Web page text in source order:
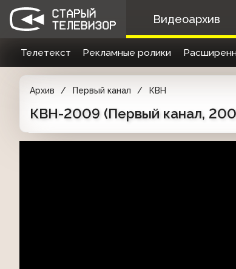
Видеоархив
Телетекст Рекламные ролики
Архив Первый канал КВН
КВН-2009 (Первый канал,